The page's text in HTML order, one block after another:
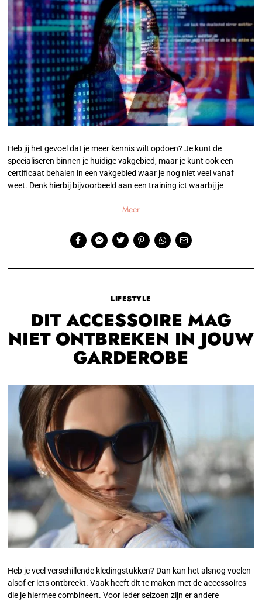
Heb jij het gevoel dat je meer kennis wilt opdoen? Je kunt de
specialiseren binnen je huidige vakgebied, maar je kunt ook een
certificaat behalen in een vakgebied waar je nog niet veel vanaf
weet. Denk hierbij bijvoorbeeld aan een training ict waarbij je
Meer
LIFESTYLE
DIT ACCESSOIRE MAG
NIET ONTBREKEN IN JOUW
GARDEROBE
Heb je veel verschillende kledingstukken? Dan kan het alsnog voelen
alsof er iets ontbreekt. Vaak heeft dit te maken met de accessoires
die je hiermee combineert. Voor ieder seizoen zijn er andere